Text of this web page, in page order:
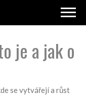
je a jak o
se vytvářejí a růst